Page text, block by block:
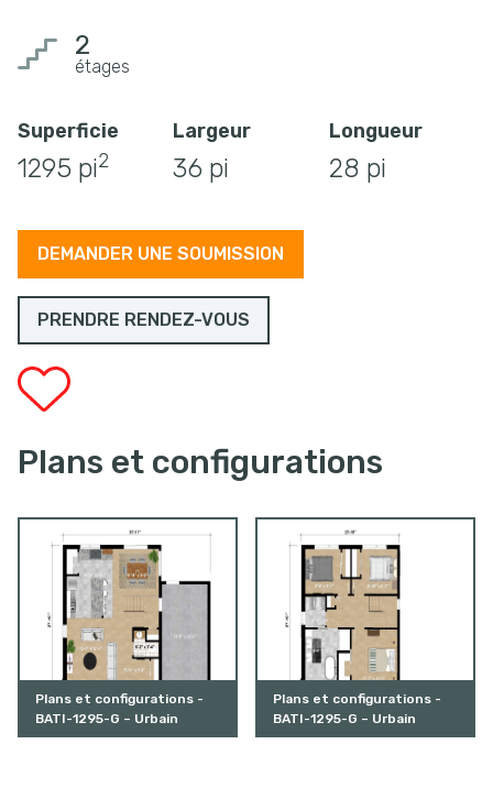
2
étages
Superficie
1295 pi2
Largeur
36 pi
Longueur
28 pi
DEMANDER UNE SOUMISSION
PRENDRE RENDEZ-VOUS
Plans et configurations
Plans et configurations -
BATI-1295-G – Urbain
Plans et configurations -
BATI-1295-G – Urbain